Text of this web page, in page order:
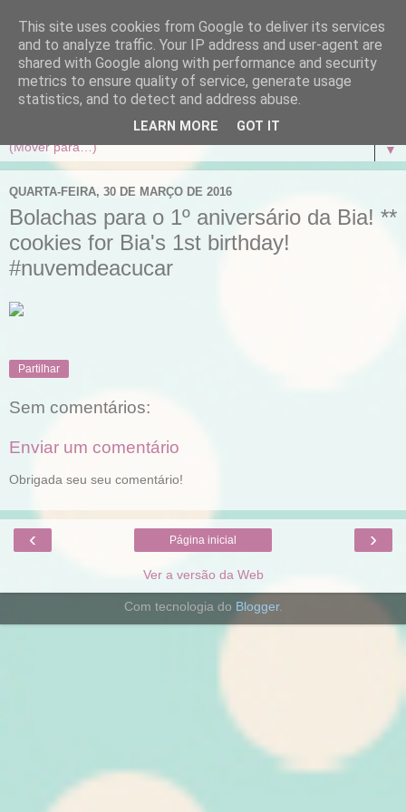
▼
QUARTA-FEIRA, 30 DE MARÇO DE 2016
Bolachas para o 1º aniversário da Bia! **
cookies for Bia's 1st birthday!
#nuvemdeacucar
Partilhar
Sem comentários:
Enviar um comentário
Obrigada seu seu comentário!
‹ ›
Página inicial
Ver a versão da Web
Com tecnologia do Blogger.
This site uses cookies from Google to deliver its services
and to analyze traffic. Your IP address and user-agent are
shared with Google along with performance and security
metrics to ensure quality of service, generate usage
statistics, and to detect and address abuse.
LEARN MORE GOT IT